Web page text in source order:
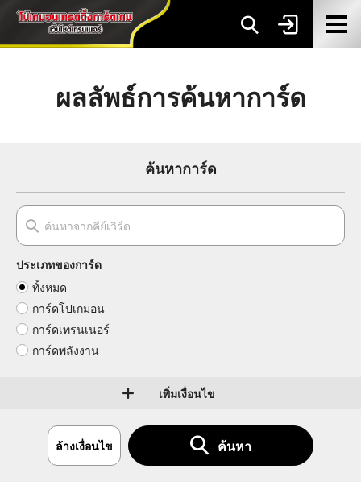
ผลลัพธ์การค้นหาการ์ด
ค้นหาการ์ด
ประเภทของการ์ด
ทั้งหมด
การ์ดโปเกมอน
การ์ดเทรนเนอร์
การ์ดพลังงาน
เพิ่มเงื่อนไข
ล้างเงื่อนไข ค้นหา